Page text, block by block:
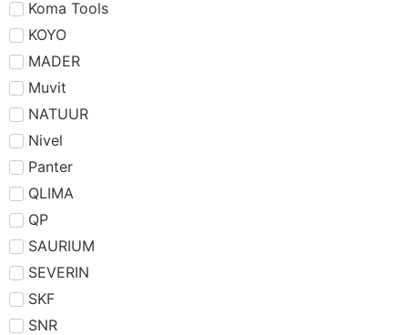
Koma Tools
KOYO
MADER
Muvit
NATUUR
Nivel
Panter
QLIMA
QP
SAURIUM
SEVERIN
SKF
SNR